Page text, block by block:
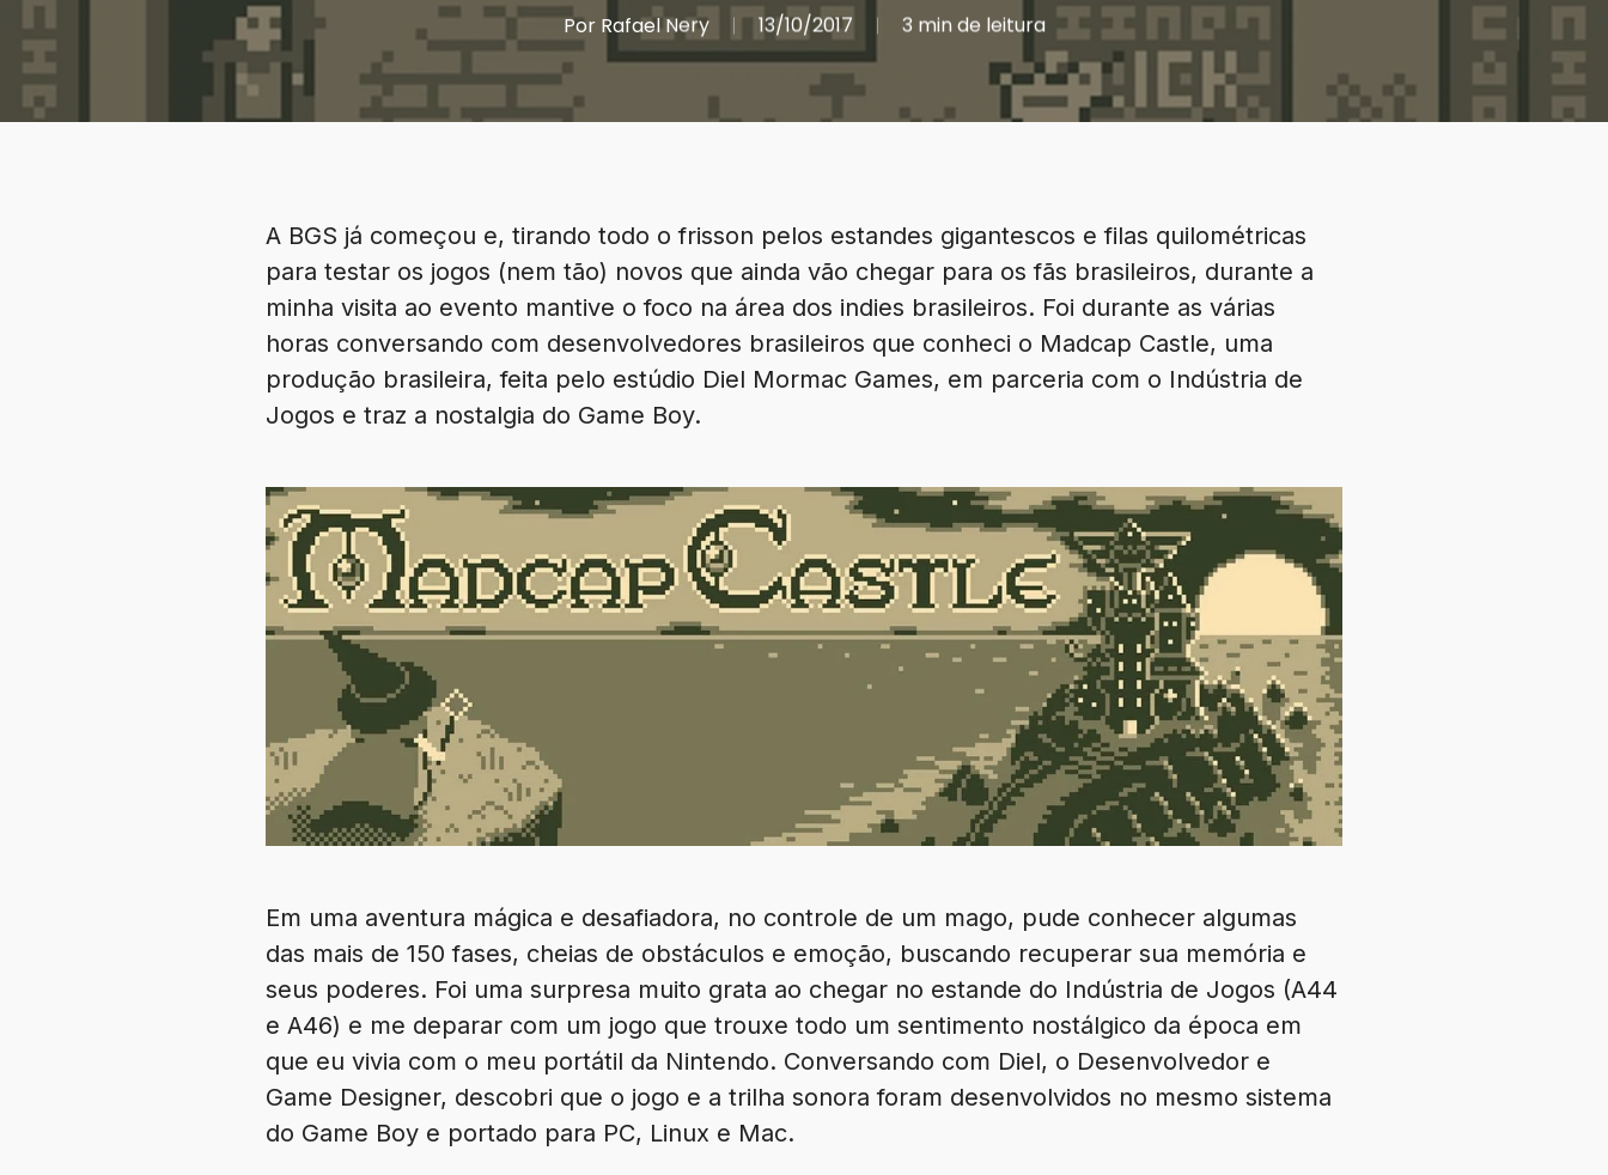
Por Rafael Nery 13/10/2017 3 min de leitura
A BGS já começou e, tirando todo o frisson pelos estandes gigantescos e filas quilométricas
para testar os jogos (nem tão) novos que ainda vão chegar para os fãs brasileiros, durante a
minha visita ao evento mantive o foco na área dos indies brasileiros. Foi durante as várias
horas conversando com desenvolvedores brasileiros que conheci o Madcap Castle, uma
produção brasileira, feita pelo estúdio Diel Mormac Games, em parceria com o Indústria de
Jogos e traz a nostalgia do Game Boy.
Em uma aventura mágica e desafiadora, no controle de um mago, pude conhecer algumas
das mais de 150 fases, cheias de obstáculos e emoção, buscando recuperar sua memória e
seus poderes. Foi uma surpresa muito grata ao chegar no estande do Indústria de Jogos (A44
e A46) e me deparar com um jogo que trouxe todo um sentimento nostálgico da época em
que eu vivia com o meu portátil da Nintendo. Conversando com Diel, o Desenvolvedor e
Game Designer, descobri que o jogo e a trilha sonora foram desenvolvidos no mesmo sistema
do Game Boy e portado para PC, Linux e Mac.